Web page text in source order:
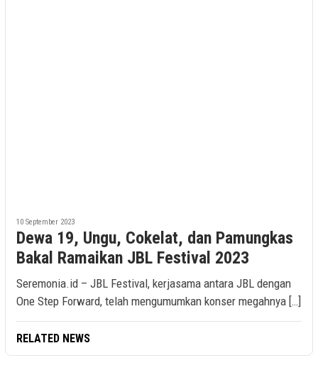
10 September 2023
Dewa 19, Ungu, Cokelat, dan Pamungkas
Bakal Ramaikan JBL Festival 2023
Seremonia.id – JBL Festival, kerjasama antara JBL dengan
One Step Forward, telah mengumumkan konser megahnya […]
RELATED NEWS